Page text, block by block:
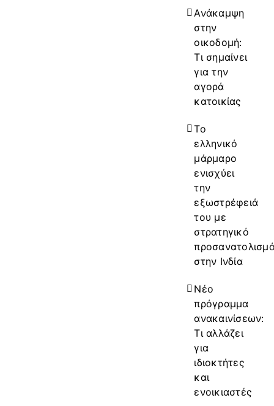
Ανάκαμψη
στην
οικοδομή:
Τι σημαίνει
για την
αγορά
κατοικίας
Το
ελληνικό
μάρμαρο
ενισχύει
την
εξωστρέφειά
του με
στρατηγικό
στην Ινδία
Νέο
πρόγραμμα
ανακαινίσεων:
Τι αλλάζει
για
ιδιοκτήτες
και
ενοικιαστές